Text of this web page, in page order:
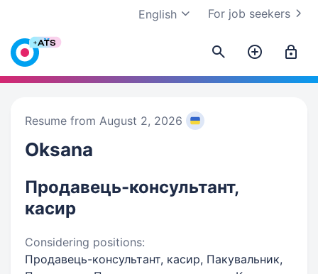
For job seekers
English
Resume from August 2, 2026
Oksana
Продавець-консультант,
касир
Considering positions:
Продавець-консультант, касир, Пакувальник,